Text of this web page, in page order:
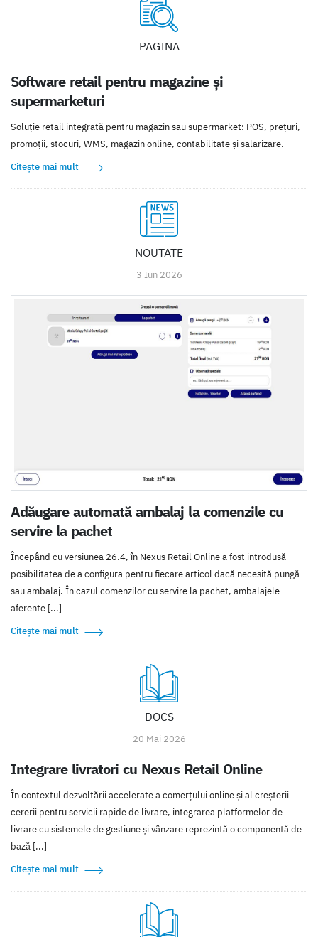
PAGINA
Software retail pentru magazine și
supermarketuri
Soluție retail integrată pentru magazin sau supermarket: POS, prețuri,
promoții, stocuri, WMS, magazin online, contabilitate și salarizare.
Citește mai mult
NOUTATE
3 Iun 2026
Adăugare automată ambalaj la comenzile cu
servire la pachet
Începând cu versiunea 26.4, în Nexus Retail Online a fost introdusă
posibilitatea de a configura pentru fiecare articol dacă necesită pungă
sau ambalaj. În cazul comenzilor cu servire la pachet, ambalajele
aferente [...]
Citește mai mult
DOCS
20 Mai 2026
Integrare livratori cu Nexus Retail Online
În contextul dezvoltării accelerate a comerțului online și al creșterii
cererii pentru servicii rapide de livrare, integrarea platformelor de
livrare cu sistemele de gestiune și vânzare reprezintă o componentă de
bază [...]
Citește mai mult